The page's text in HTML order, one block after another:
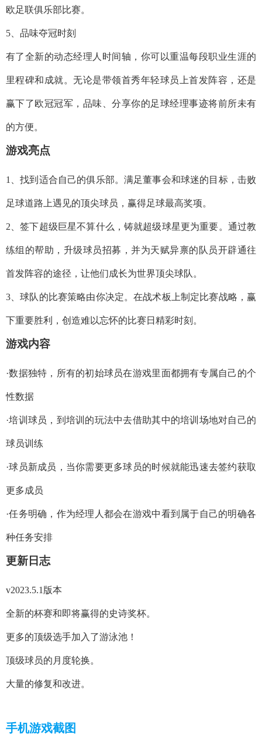
欧足联俱乐部比赛。
5、品味夺冠时刻
有了全新的动态经理人时间轴，你可以重温每段职业生涯的
里程碑和成就。无论是带领首秀年轻球员上首发阵容，还是
赢下了欧冠冠军，品味、分享你的足球经理事迹将前所未有
的方便。
游戏亮点
1、找到适合自己的俱乐部。满足董事会和球迷的目标，击败
足球道路上遇见的顶尖球员，赢得足球最高奖项。
2、签下超级巨星不算什么，铸就超级球星更为重要。通过教
练组的帮助，升级球员招募，并为天赋异禀的队员开辟通往
首发阵容的途径，让他们成长为世界顶尖球队。
3、球队的比赛策略由你决定。在战术板上制定比赛战略，赢
下重要胜利，创造难以忘怀的比赛日精彩时刻。
游戏内容
·数据独特，所有的初始球员在游戏里面都拥有专属自己的个
性数据
·培训球员，到培训的玩法中去借助其中的培训场地对自己的
球员训练
·球员新成员，当你需要更多球员的时候就能迅速去签约获取
更多成员
·任务明确，作为经理人都会在游戏中看到属于自己的明确各
种任务安排
更新日志
v2023.5.1版本
全新的杯赛和即将赢得的史诗奖杯。
更多的顶级选手加入了游泳池！
顶级球员的月度轮换。
大量的修复和改进。
手机游戏截图